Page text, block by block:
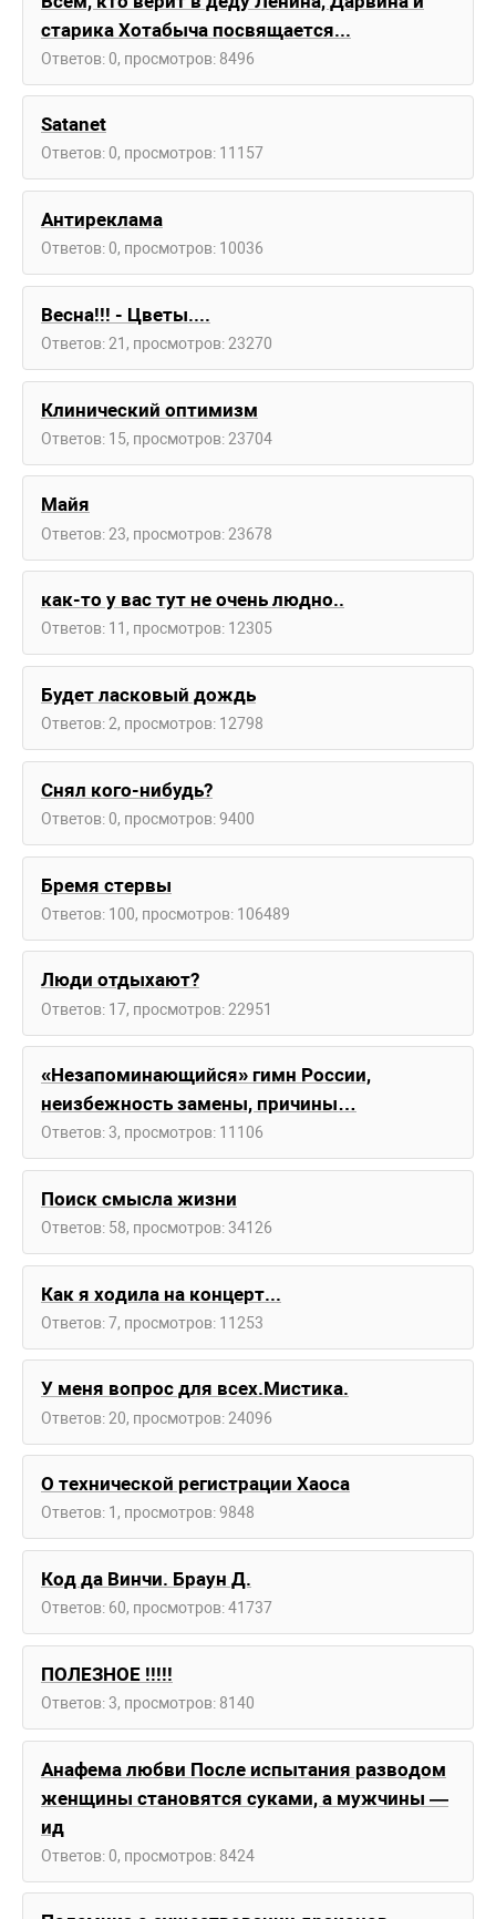
старика Хотабыча посвящается...
Ответов: 0, просмотров: 8496
Satanet
Ответов: 0, просмотров: 11157
Антиреклама
Ответов: 0, просмотров: 10036
Весна!!! - Цветы....
Ответов: 21, просмотров: 23270
Клинический оптимизм
Ответов: 15, просмотров: 23704
Майя
Ответов: 23, просмотров: 23678
как-то у вас тут не очень людно..
Ответов: 11, просмотров: 12305
Будет ласковый дождь
Ответов: 2, просмотров: 12798
Снял кого-нибудь?
Ответов: 0, просмотров: 9400
Бремя стервы
Ответов: 100, просмотров: 106489
Люди отдыхают?
Ответов: 17, просмотров: 22951
«Незапоминающийся» гимн России,
неизбежность замены, причины…
Ответов: 3, просмотров: 11106
Поиск смысла жизни
Ответов: 58, просмотров: 34126
Как я ходила на концерт...
Ответов: 7, просмотров: 11253
У меня вопрос для всех.Мистика.
Ответов: 20, просмотров: 24096
О технической регистрации Хаоса
Ответов: 1, просмотров: 9848
Код да Винчи. Браун Д.
Ответов: 60, просмотров: 41737
ПОЛЕЗНОЕ !!!!!
Ответов: 3, просмотров: 8140
Анафема любви После испытания разводом
женщины становятся суками, а мужчины —
ид
Ответов: 0, просмотров: 8424